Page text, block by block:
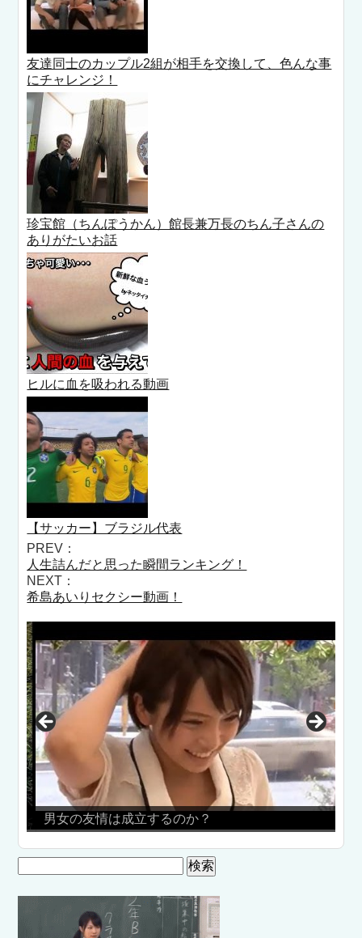
友達同士のカップル2組が相手を交換して、色んな事
にチャレンジ！
珍宝館（ちんぽうかん）館長兼万長のちん子さんの
ありがたいお話
ヒルに血を吸われる動画
【サッカー】ブラジル代表
PREV：
人生詰んだと思った瞬間ランキング！
NEXT：
希島あいりセクシー動画！
男女の友情は成立するのか？
索: